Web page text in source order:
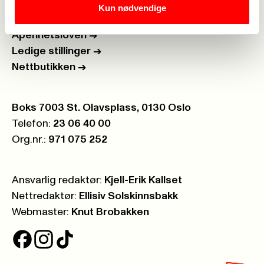
Kun nødvendige
Åpenhetsloven->
Ledige stillinger ->
Nettbutikken ->
Postboks:
Boks 7003 St. Olavsplass, 0130 Oslo
Telefon: 23 06 40 00
Org.nr.: 971 075 252
Ansvarlig redaktør: Kjell-Erik Kallset
Nettredaktør: Ellisiv Solskinnsbakk
Webmaster: Knut Brobakken